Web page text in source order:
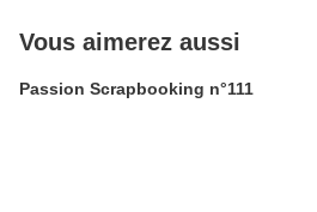
Vous aimerez aussi
Passion Scrapbooking n°111